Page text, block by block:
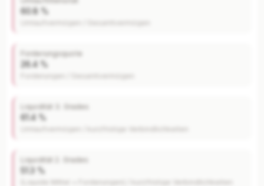
60.8 %
Forderungsquote
26.4 %
Liquidität 3. Grades
61.4 %
Liquidität 2. Grades
51.3 %